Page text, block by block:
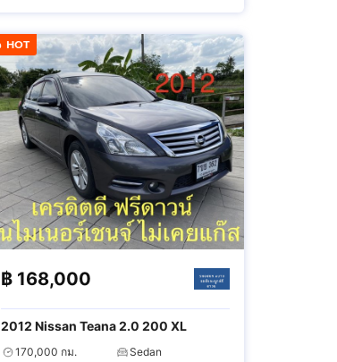
HOT
฿ 168,000
2012 Nissan Teana 2.0 200 XL
170,000 กม.
Sedan